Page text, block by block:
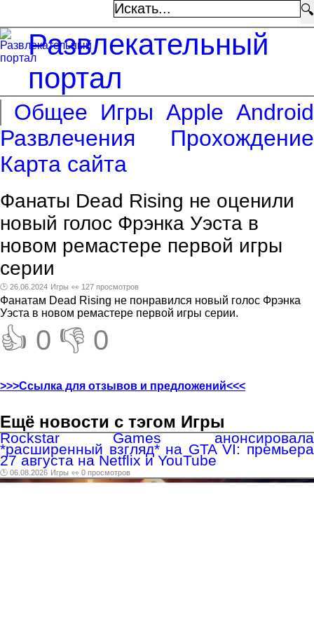
🔍
Развлекательный
портал
Общее Игры Apple Android
Развлечения
Прохождение
Карта сайта
Фанаты Dead Rising не оценили
новый голос Фрэнка Уэста в
новом ремастере первой игры
серии
🕑 26.06.2024 Игры 👀 127 просмотров
Фанатам Dead Rising не понравился новый голос Фрэнка
Уэста в новом ремастере первой игры серии.
👍 0 👎 0
>>>Ссылка для отзывов и предложений<<<
Ещё новости с тэгом Игры
Rockstar Games анонсировала
*расширенный взгляд* на GTA VI: премьера
27 августа на Netflix и YouTube
🕑 06.08.2026 Игры 👀 0 просмотров